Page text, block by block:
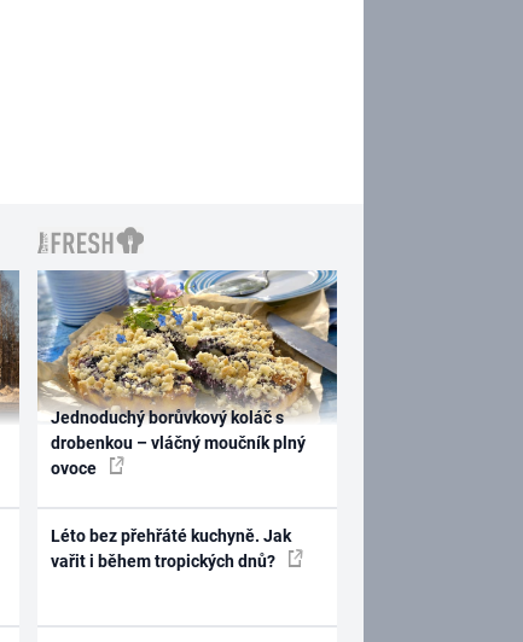
Jednoduchý borůvkový koláč s
drobenkou – vláčný moučník plný
ovoce
Léto bez přehřáté kuchyně. Jak
vařit i během tropických dnů?